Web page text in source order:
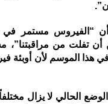
مستمر في
تفلت من مراقبتنا”،
هذا الموسم لأن أوبئة